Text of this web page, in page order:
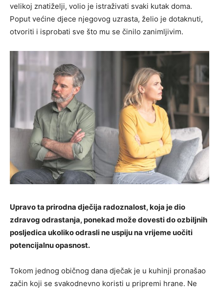
velikoj znatiželji, volio je istraživati svaki kutak doma.
Poput većine djece njegovog uzrasta, želio je dotaknuti,
otvoriti i isprobati sve što mu se činilo zanimljivim.
Upravo ta prirodna dječija radoznalost, koja je dio
zdravog odrastanja, ponekad može dovesti do ozbiljnih
posljedica ukoliko odrasli ne uspiju na vrijeme uočiti
potencijalnu opasnost.
Tokom jednog običnog dana dječak je u kuhinji pronašao
začin koji se svakodnevno koristi u pripremi hrane. Ne